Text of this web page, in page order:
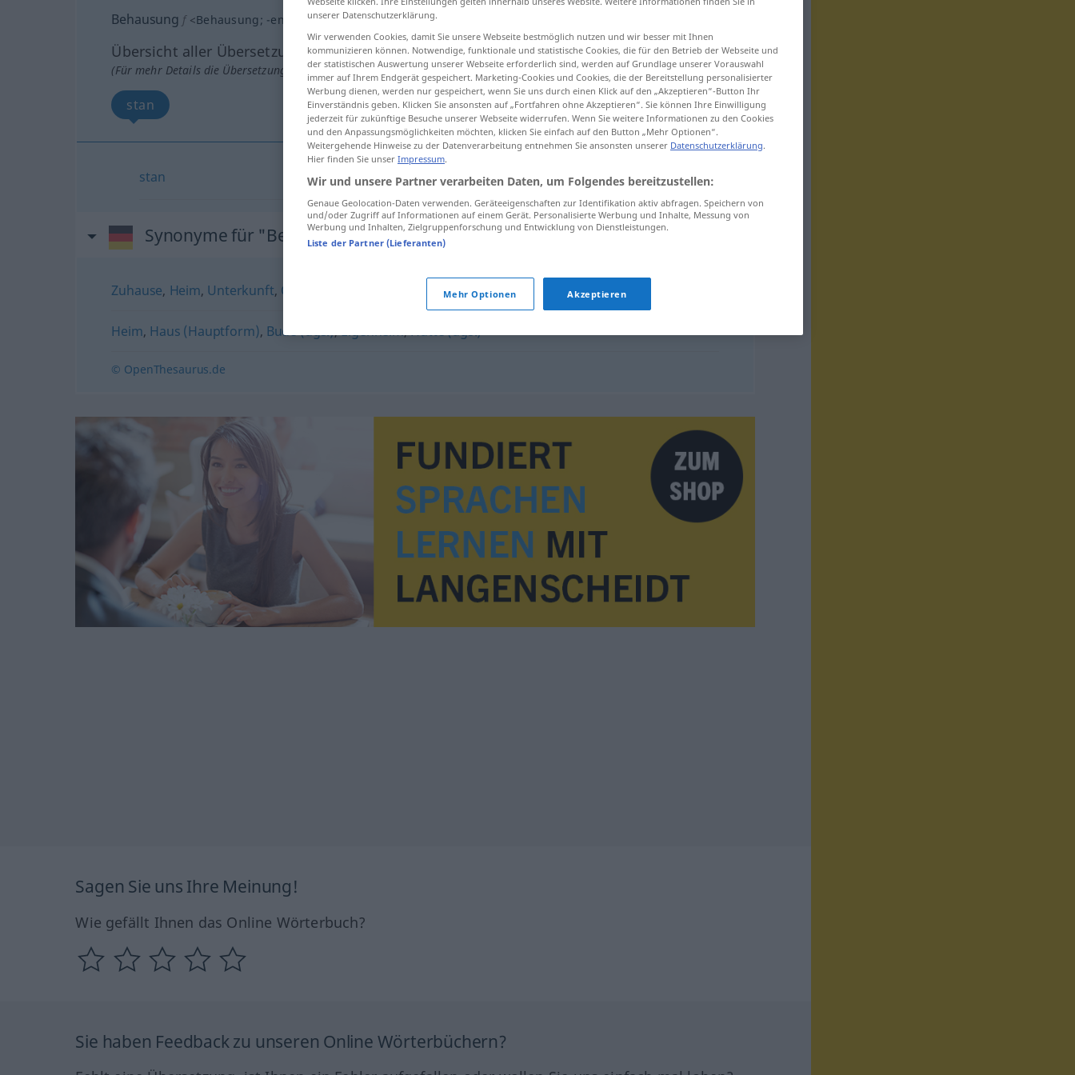
Behausung f <Behausung; -en
Übersicht aller Übersetzungen
(Für mehr Details die Übersetzung anklicken/antippen)
stan
stan Behausung
Synonyme für "Behausung"
Zuhause, Heim, Unterkunft, Obdach Wohnung (Hauptform),Residenz
Heim, Haus (Hauptform), Bude (ugs.),Eigenheim,Hütte (ugs.)
© OpenThesaurus.de
Sagen Sie uns Ihre Meinung!
Wie gefällt Ihnen das Online Wörterbuch?
Sie haben Feedback zu unseren Online Wörterbüchern?
unserer Datenschutzerklärung.
Wir verwenden Cookies, damit Sie unsere Webseite bestmöglich nutzen und wir besser mit Ihnen
kommunizieren können. Notwendige, funktionale und statistische Cookies, die für den Betrieb der Webseite und
der statistischen Auswertung unserer Webseite erforderlich sind, werden auf Grundlage unserer Vorauswahl
immer auf Ihrem Endgerät gespeichert. Marketing-Cookies und Cookies, die der Bereitstellung personalisierter
Werbung dienen, werden nur gespeichert, wenn Sie uns durch einen Klick auf den „Akzeptieren“-Button Ihr
Einverständnis geben. Klicken Sie ansonsten auf „Fortfahren ohne Akzeptieren“. Sie können Ihre Einwilligung
jederzeit für zukünftige Besuche unserer Webseite widerrufen. Wenn Sie weitere Informationen zu den Cookies
und den Anpassungsmöglichkeiten möchten, klicken Sie einfach auf den Button „Mehr Optionen“.
Weitergehende Hinweise zu der Datenverarbeitung entnehmen Sie ansonsten unserer Datenschutzerklärung.
Hier finden Sie unser Impressum.
Wir und unsere Partner verarbeiten Daten, um Folgendes bereitzustellen:
Genaue Geolocation-Daten verwenden. Geräteeigenschaften zur Identifikation aktiv abfragen. Speichern von
und/oder Zugriff auf Informationen auf einem Gerät. Personalisierte Werbung und Inhalte, Messung von
Werbung und Inhalten, Zielgruppenforschung und Entwicklung von Dienstleistungen.
Liste der Partner (Lieferanten)
Mehr Optionen Akzeptieren